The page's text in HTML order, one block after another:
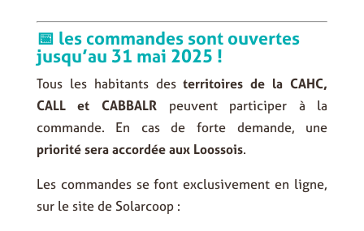
📅 les commandes sont ouvertes
jusqu’au 31 mai 2025 !
Tous les habitants desterritoires de la CAHC,
CALL et CABBALRpeuvent participer à la
commande. En cas de forte demande, une
priorité sera accordée aux Loossois.
Les commandes se font exclusivement en ligne,
sur le site de Solarcoop :